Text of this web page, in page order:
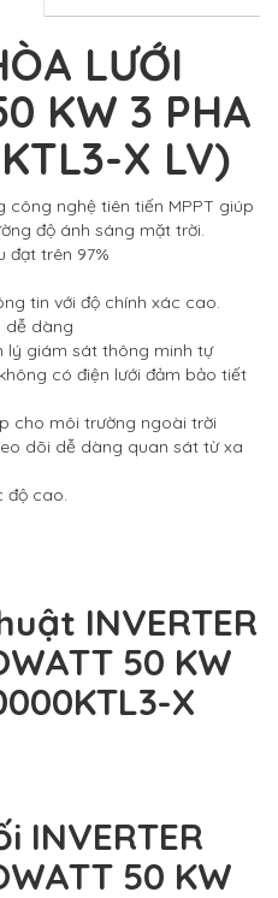
LƯỚI
KW 3 PHA
X LV)
công nghệ tiên tiến MPPT giúp
độ ánh sáng mặt trời.
đạt trên 97%
tin với độ chính xác cao.
dễ dàng
lý giám sát thông minh tự
có điện lưới đảm bảo tiết
cho môi trường ngoài trời
dõi dễ dàng quan sát từ xa
độ cao.
INVERTER
50 KW
X
INVERTER
50 KW